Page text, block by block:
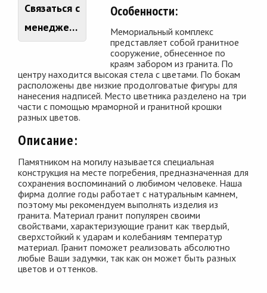
Связаться с
менеджером
Особенности:
Мемориальный комплекс
представляет собой гранитное
сооружение, обнесенное по
краям забором из гранита. По
центру находится высокая стела с цветами. По бокам
расположены две низкие продолговатые фигуры для
нанесения надписей. Место цветника разделено на три
части с помощью мраморной и гранитной крошки
разных цветов.
Описание:
Памятником на могилу называется специальная
конструкция на месте погребения, предназначенная для
сохранения воспоминаний о любимом человеке. Наша
фирма долгие годы работает с натуральным камнем,
поэтому мы рекомендуем выполнять изделия из
гранита. Материал гранит популярен своими
свойствами, характеризующие гранит как твердый,
сверхстойкий к ударам и колебаниям температур
материал. Гранит поможет реализовать абсолютно
любые Ваши задумки, так как он может быть разных
цветов и оттенков.